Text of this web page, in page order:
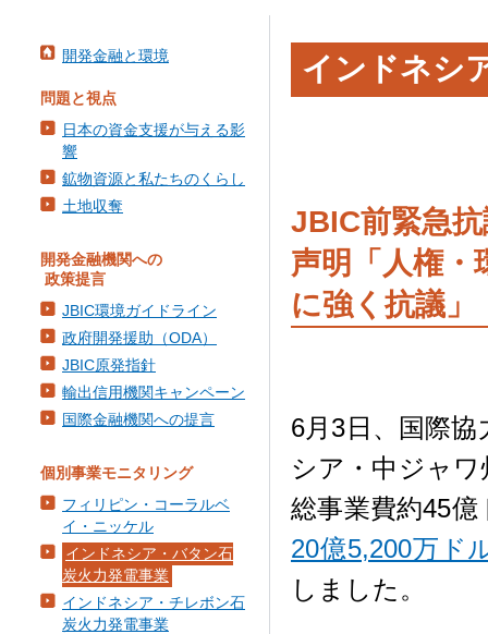
開発金融と環境
問題と視点
日本の資金支援が与える影
響
鉱物資源と私たちのくらし
土地収奪
開発金融機関への
政策提言
JBIC環境ガイドライン
政府開発援助（ODA）
JBIC原発指針
輸出信用機関キャンペーン
国際金融機関への提言
個別事業モニタリング
フィリピン・コーラルベ
イ・ニッケル
インドネシア・バタン石
炭火力発電事業
インドネシア・チレボン石
炭火力発電事業
インドネシ
JBIC前緊急
声明「人権・
に強く抗議」
6月3日、国際
シア・中ジャ
総事業費約45
20億5,200万ド
しました。